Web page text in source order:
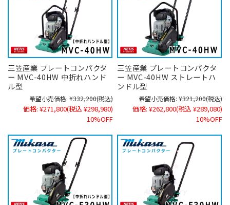
三笠産業 プレートコンパクタ
ー MVC-40HW 中折れハンド
ル型
希望小売価格: ¥332,200(税込)
価格: ¥271,800(税込 ¥298,980)
10%OFF
三笠産業 プレートコンパクタ
ー MVC-40HW ストレートハ
ンドル型
希望小売価格: ¥321,200(税込)
価格: ¥262,800(税込 ¥289,080)
10%OFF